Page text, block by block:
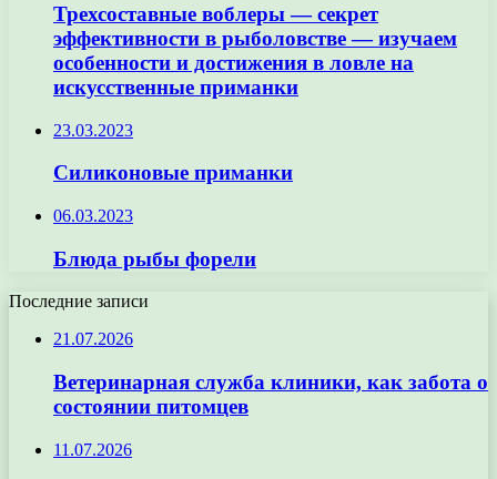
Трехсоставные воблеры — секрет
эффективности в рыболовстве — изучаем
особенности и достижения в ловле на
искусственные приманки
23.03.2023
Силиконовые приманки
06.03.2023
Блюда рыбы форели
Последние записи
21.07.2026
Ветеринарная служба клиники, как забота о
состоянии питомцев
11.07.2026